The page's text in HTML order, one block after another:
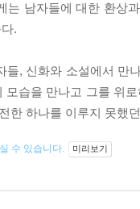
는 남자들에 대한 환상
.
들, 신화와 소설에서 만
모습을 만나고 그를 위
한 하나를 이루지 못했
수 있습니다. 미리보기